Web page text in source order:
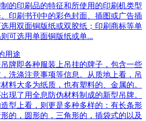
的印刷品的特征和所使用的印刷机类型
印刷书刊中的彩色封面、插图或广告插
用双面铜版纸或双胶纸；印刷商标等单
可选用单面铜版纸或单...
用途
吊牌即各种服装上吊挂的牌子，包含一些
洗涤注意事项等信息。从质地上看，吊
料大多为纸质，也有塑料的、金属的。
现了用全息防伪材料制成的新型吊牌。
型上看，则更是多种多样的：有长条形
的，圆形的，三角形的，插袋式的以及